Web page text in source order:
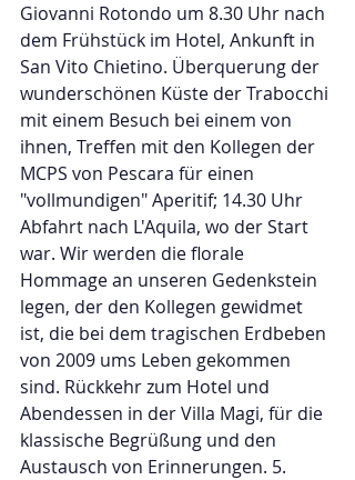
Giovanni Rotondo um 8.30 Uhr nach
dem Frühstück im Hotel, Ankunft in
San Vito Chietino. Überquerung der
wunderschönen Küste der Trabocchi
mit einem Besuch bei einem von
ihnen, Treffen mit den Kollegen der
MCPS von Pescara für einen
"vollmundigen" Aperitif; 14.30 Uhr
Abfahrt nach L'Aquila, wo der Start
war. Wir werden die florale
Hommage an unseren Gedenkstein
legen, der den Kollegen gewidmet
ist, die bei dem tragischen Erdbeben
von 2009 ums Leben gekommen
sind. Rückkehr zum Hotel und
Abendessen in der Villa Magi, für die
klassische Begrüßung und den
Austausch von Erinnerungen. 5.